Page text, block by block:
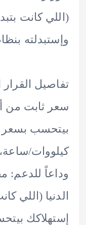
كانت بتبدأ
بنظام
القرار الصادم:
من أول
ساعة، مهما
للدعم: مفيش
بيتحسب